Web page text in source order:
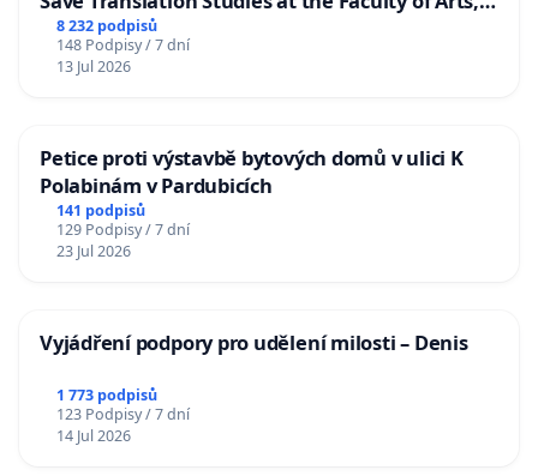
Charles University
8 232 podpisů
148 Podpisy / 7 dní
13 Jul 2026
Petice proti výstavbě bytových domů v ulici K
Polabinám v Pardubicích
141 podpisů
129 Podpisy / 7 dní
23 Jul 2026
Vyjádření podpory pro udělení milosti – Denis
1 773 podpisů
123 Podpisy / 7 dní
14 Jul 2026